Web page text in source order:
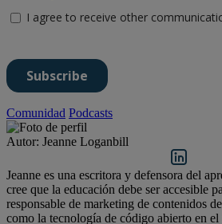
Comunidad Podcasts
Autor: Jeanne Loganbill
Jeanne es una escritora y defensora del
cree que la educación debe ser accesible
responsable de marketing de contenidos
como la tecnología de código abierto en el